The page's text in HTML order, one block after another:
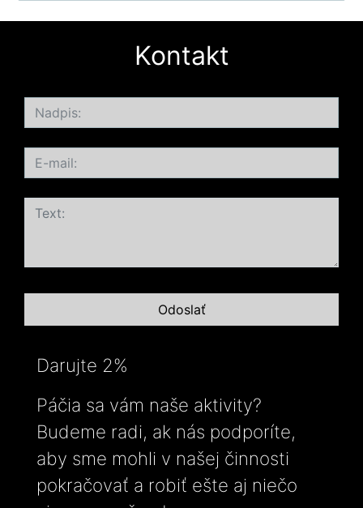
Kontakt
Darujte 2%
Páčia sa vám naše aktivity?
Budeme radi, ak nás podporíte,
aby sme mohli v našej činnosti
pokračovať a robiť ešte aj niečo